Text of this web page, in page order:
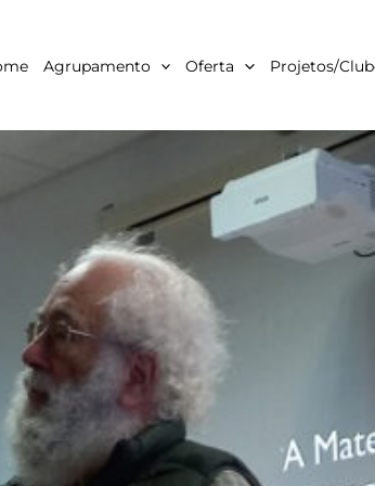
Agrupamento Oferta Projetos/